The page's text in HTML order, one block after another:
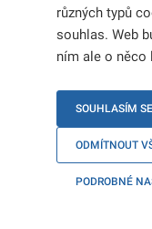
různých typů
souhlas. Web
ním ale o něco
SOUHLASÍM
ODMÍTNOUT
PODROBNÉ
Co je
Jedná se o
časově omezenou
Během této doby
běžného smluvního